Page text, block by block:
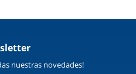
nuestras novedades!